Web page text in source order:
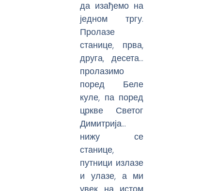
да изађемо на
једном тргу.
Пролазе
станице, прва,
друга, десета…
пролазимо
поред Беле
куле, па поред
цркве Светог
Димитрија…
нижу се
станице,
путници излазе
и улазе, а ми